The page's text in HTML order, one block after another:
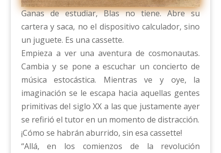
Ganas de estudiar, Blas no tiene. Abre su
cartera y saca, no el dispositivo calculador, sino
un juguete. Es una cassette.
Empieza a ver una aventura de cosmonautas.
Cambia y se pone a escuchar un concierto de
música estocástica. Mientras ve y oye, la
imaginación se le escapa hacia aquellas gentes
primitivas del siglo XX a las que justamente ayer
se refirió el tutor en un momento de distracción.
¡Cómo se habrán aburrido, sin esa cassette!
“Allá, en los comienzos de la revolución